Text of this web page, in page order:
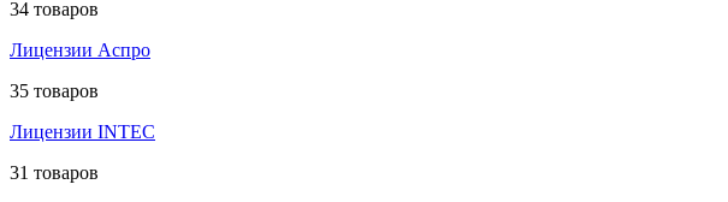
34 товаров
Лицензии Аспро
35 товаров
Лицензии INTEC
31 товаров